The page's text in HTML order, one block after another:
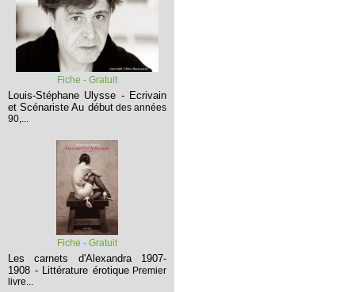
Fiche - Gratuit
Louis-Stéphane Ulysse - Ecrivain
et Scénariste Au débutdes années
90,...
Fiche - Gratuit
Les carnets d'Alexandra 1907-
1908 - Littérature érotique Premier
livre...